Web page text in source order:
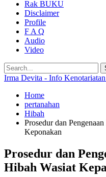
Rak BUKU
Disclaimer
Profile
F A Q
Audio
Video
Irma Devita - Info Kenotariatan
Home
pertanahan
Hibah
Prosedur dan
Keponakan
Prosedur dan
Hibah Wasiat